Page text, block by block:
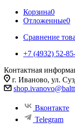
Корзина0
Отложенные0
Сравнение
+7 (4932) 52-
Контактная
г. Иваново, ул.
Вконтакте
Telegram